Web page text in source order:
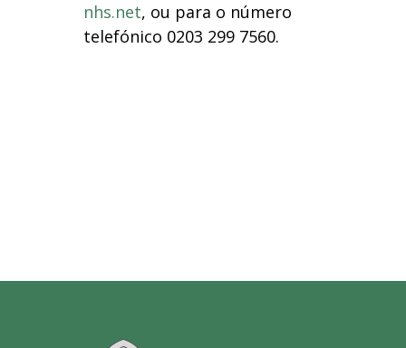
nhs.net, ou para o número
telefónico 0203 299 7560.